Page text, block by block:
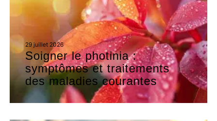
29 juillet 2026
Soigner le photinia :
symptômes et traitements
des maladies courantes